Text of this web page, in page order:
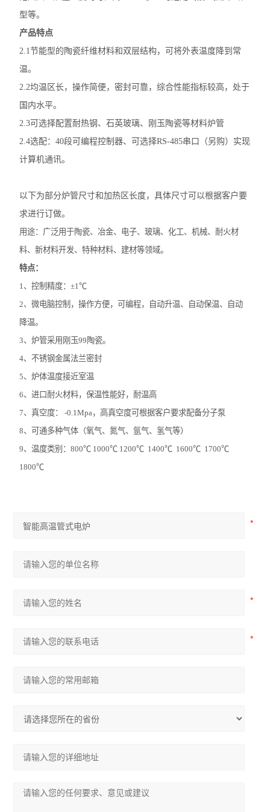
型等。
产品特点
2.1节能型的陶瓷纤维材料和双层结构，可将外表温度降到常
温。
2.2均温区长，操作简便，密封可靠，综合性能指标较高，处于
国内水平。
2.3可选择配置耐热钢、石英玻璃、刚玉陶瓷等材料炉管
2.4选配：40段可编程控制器、可选择RS-485串口（另购）实现
计算机通讯。
以下为部分炉管尺寸和加热区长度，具体尺寸可以根据客户要
求进行订做。
用途：广泛用于陶瓷、冶金、电子、玻璃、化工、机械、耐火材
料、新材料开发、特种材料、建材等领域。
特点：
1、控制精度：±1℃
2、微电脑控制，操作方便，可编程，自动升温、自动保温、自动
降温。
3、炉管采用刚玉99陶瓷。
4、不锈钢金属法兰密封
5、炉体温度接近室温
6、进口耐火材料，保温性能好，耐温高
7、真空度： -0.1Mpa，高真空度可根据客户要求配备分子泵
8、可通多种气体（氧气、氮气、氩气、氢气等）
9、温度类别：800℃ 1000℃ 1200℃ 1400℃ 1600℃ 1700℃
1800℃